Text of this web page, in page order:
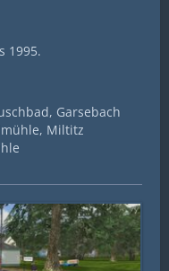
1995.
Garsebach
Miltitz